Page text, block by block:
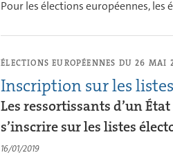
Pour les élections européennes,
ÉLECTIONS EUROPÉENNES DU 26 MAI
Inscription sur les
Les ressortissants d’un
s’inscrire sur les listes
16/01/2019